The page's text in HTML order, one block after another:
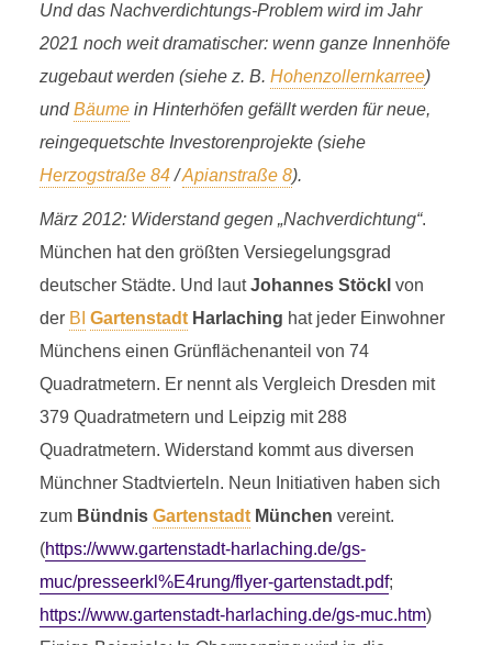
Und das Nachverdichtungs-Problem wird im Jahr
2021 noch weit dramatischer: wenn ganze Innenhöfe
zugebaut werden (siehe z. B. Hohenzollernkarree)
undBäumein Hinterhöfen gefällt werden für neue,
reingequetschte Investorenprojekte (siehe
Herzogstraße 84/Apianstraße 8).
März 2012: Widerstand gegen „Nachverdichtung“.
München hat den größten Versiegelungsgrad
deutscher Städte. Und lautJohannes Stöckl von
der BI GartenstadtHarlaching hat jeder Einwohner
Münchens einen Grünflächenanteil von 74
Quadratmetern. Er nennt als Vergleich Dresden mit
379 Quadratmetern und Leipzig mit 288
Quadratmetern. Widerstand kommt aus diversen
Münchner Stadtvierteln. Neun Initiativen haben sich
zum Bündnis GartenstadtMünchen vereint.
(https://www.gartenstadt-harlaching.de/gs-
muc/presseerkl%E4rung/flyer-gartenstadt.pdf;
https://www.gartenstadt-harlaching.de/gs-muc.htm)